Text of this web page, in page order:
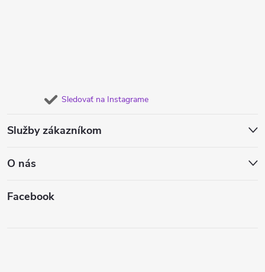
Sledovať na Instagrame
Služby zákazníkom
O nás
Facebook